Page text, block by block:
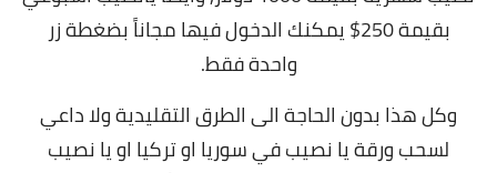
بقيمة 250$ يمكنك الدخول فيها مجاناً بضغطة زر
واحدة فقط.
وكل هذا بدون الحاجة الى الطرق التقليدية ولا داعي
لسحب ورقة يا نصيب في سوريا او تركيا او يا نصيب